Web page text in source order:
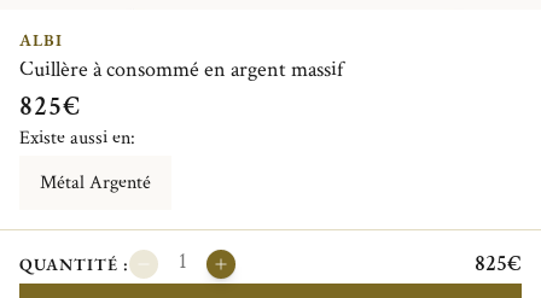
ALBI
Cuillère à consommé en argent massif
825€
Existe aussi en:
Métal Argenté
QUANTITÉ : 825€